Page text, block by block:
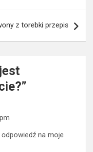
z torebki przepis
jest
”
na moje